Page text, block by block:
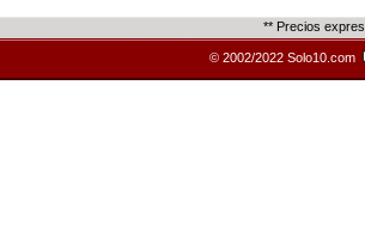
** Precios
© 2002/2022 Solo10.com